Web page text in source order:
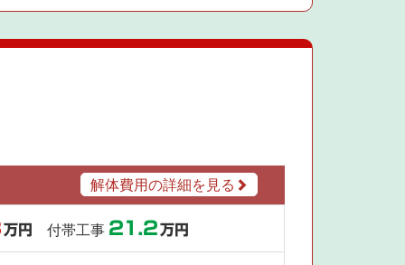
解体費用の詳細を見る
万円 付帯工事 21.2万円